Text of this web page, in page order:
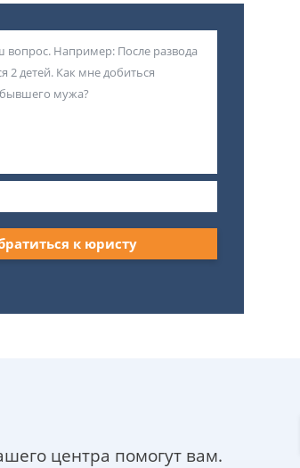
к юристу
центра помогут вам.